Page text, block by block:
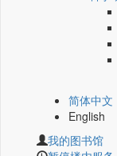
简体中文
English
我的图书馆